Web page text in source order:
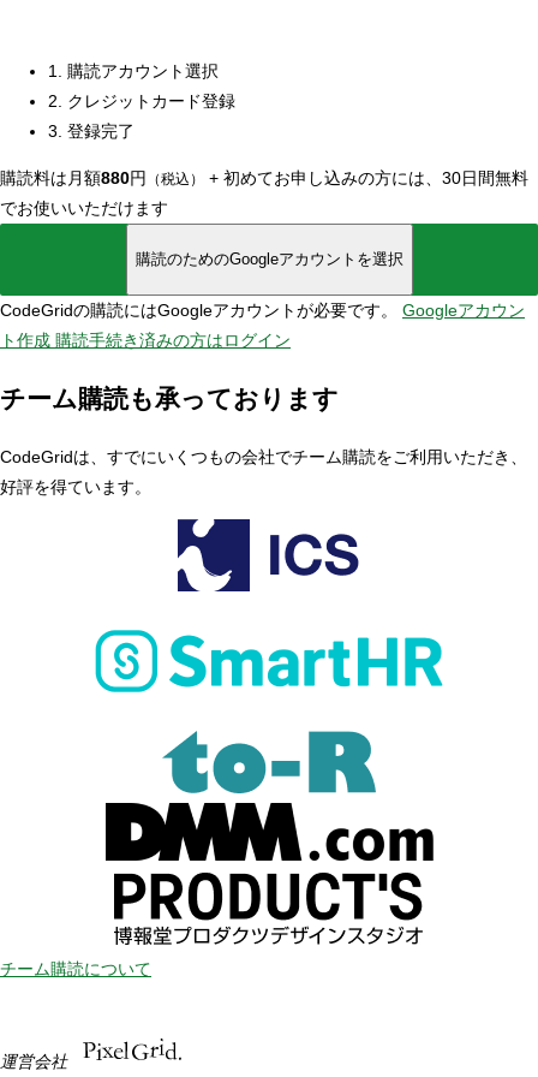
1. 購読アカウント選択
2. クレジットカード登録
3. 登録完了
購読料は月額880円 （税込） + 初めてお申し込みの方には、30日間無料
でお使いいただけます
購読のためのGoogleアカウントを選択
CodeGridの購読にはGoogleアカウントが必要です。 Googleアカウン
ト作成 購読手続き済みの方はログイン
チーム購読も承っております
CodeGridは、すでにいくつもの会社でチーム購読をご利用いただき、
好評を得ています。
チーム購読について
運営会社